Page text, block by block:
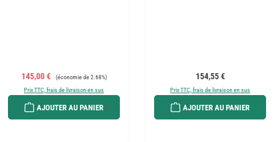
Prix de vente :
145,00 € Prix régulier :
(économie de 2.68%)
Prix TTC, frais de livraison en sus
AJOUTER AU PANIER
Prix régulier :
154,55 €
Prix TTC, frais de livraison en sus
AJOUTER AU PANIER